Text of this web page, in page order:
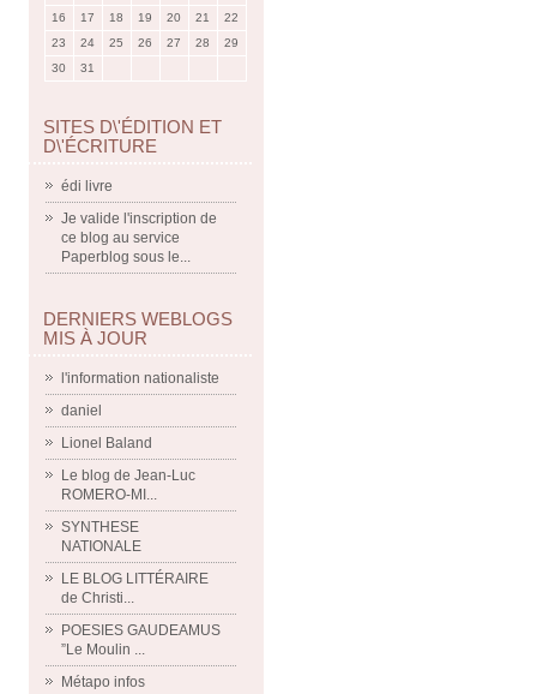
16
17 18 19 20 21
22
23
24 25 26 27 28
29
30
31
SITES D\'ÉDITION ET
D\'ÉCRITURE
édi livre
Je valide l'inscription de
ce blog au service
Paperblog sous le...
DERNIERS WEBLOGS
MIS À JOUR
l'information nationaliste
daniel
Lionel Baland
Le blog de Jean-Luc
ROMERO-MI...
SYNTHESE
NATIONALE
LE BLOG LITTÉRAIRE
de Christi...
POESIES GAUDEAMUS
”Le Moulin ...
Métapo infos